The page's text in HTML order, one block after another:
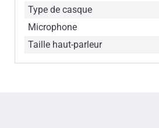
Type de casque
Microphone
Taille haut-parleur